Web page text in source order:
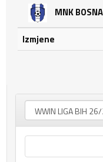
MNK
Izmjene